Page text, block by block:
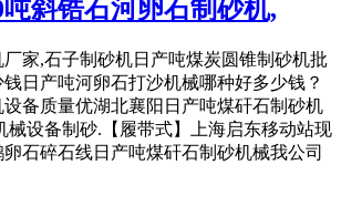
吨斜锆石河卵石制砂机,
家,石子制砂机日产吨煤炭圆锥制砂机批
日产吨河卵石打沙机械哪种好多少钱？
备质量优湖北襄阳日产吨煤矸石制砂机
械设备制砂.【履带式】上海启东移动站现
石碎石线日产吨煤矸石制砂机械我公司